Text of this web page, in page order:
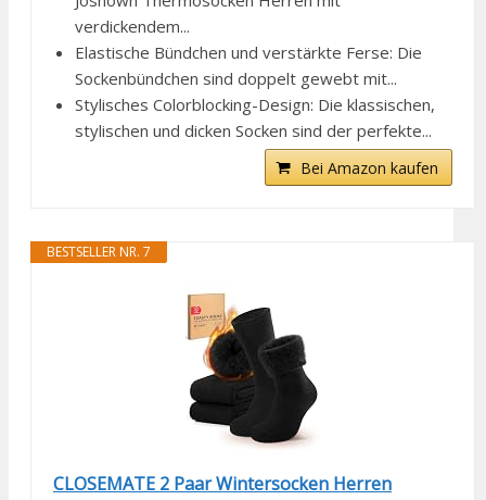
verdickendem...
Elastische Bündchen und verstärkte Ferse: Die
Sockenbündchen sind doppelt gewebt mit...
Stylisches Colorblocking-Design: Die klassischen,
stylischen und dicken Socken sind der perfekte...
Bei Amazon kaufen
BESTSELLER NR. 7
CLOSEMATE 2 Paar Wintersocken Herren